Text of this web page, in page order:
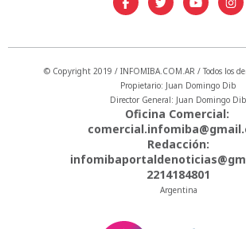
© Copyright 2019 / INFOMIBA.COM.AR / Todos los
Propietario: Juan Domingo Dib
Director General: Juan Domingo Dib
Oficina Comercial:
Redacción:
2214184801
Argentina